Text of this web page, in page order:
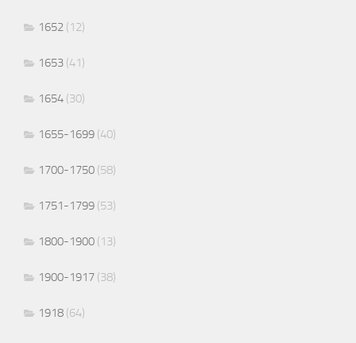
1652 (12)
1653 (41)
1654 (30)
1655-1699 (40)
1700-1750 (58)
1751-1799 (53)
1800-1900 (13)
1900-1917 (38)
1918 (64)